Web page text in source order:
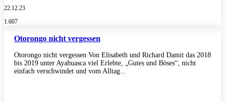
22.12.23
1.607
Otorongo nicht vergessen
Otorongo nicht vergessen Von Elisabeth und Richard Damit das 2018
bis 2019 unter Ayahuasca viel Erlebte, „Gutes und Böses“, nicht
einfach verschwindet und vom Alltag...